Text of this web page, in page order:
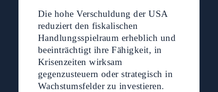
Die hohe Verschuldung der USA
reduziert den fiskalischen
Handlungsspielraum erheblich und
beeinträchtigt ihre Fähigkeit, in
Krisenzeiten wirksam
gegenzusteuern oder strategisch in
Wachstumsfelder zu investieren.